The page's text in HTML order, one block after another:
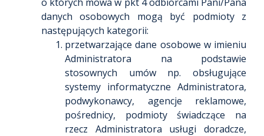
danych osobowych mogą być podmioty z
następujących kategorii:
przetwarzające dane osobowe w imieniu
Administratora na podstawie
stosownych umów np. obsługujące
systemy informatyczne Administratora,
podwykonawcy, agencje reklamowe,
pośrednicy, podmioty świadczące na
rzecz Administratora usługi doradcze,